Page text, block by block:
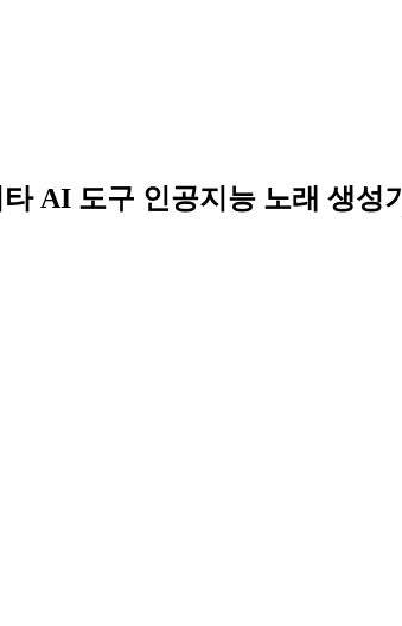
AI 도구 인공지능 노래 생성기